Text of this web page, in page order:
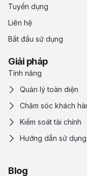
Tuyển dụng
Liên hệ
Bắt đầu sử dụng
Giải pháp
Tính năng
Quản lý toàn diện
Chăm sóc khách
Kiểm soát tài chính
Hướng dẫn sử dụng
Blog